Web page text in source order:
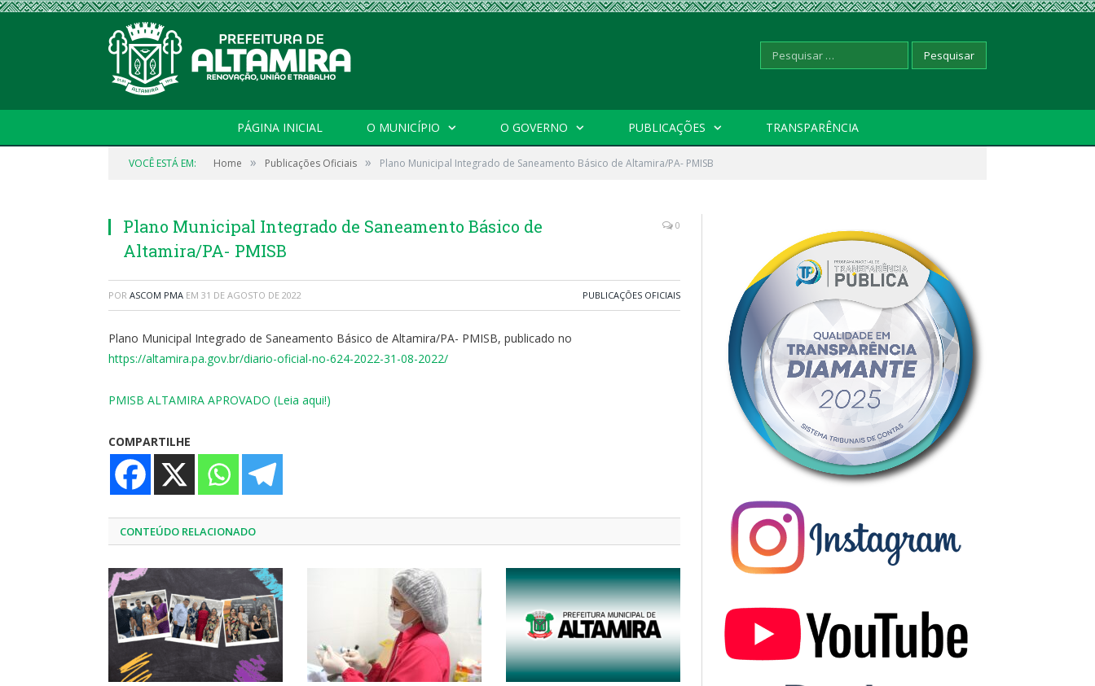
Pesquisar
PÁGINA INICIAL O MUNICÍPIO O GOVERNO PUBLICAÇÕES TRANSPARÊNCIA
VOCÊ ESTÁ EM: Home » Publicações Oficiais » Plano Municipal Integrado de Saneamento Básico de Altamira/PA- PMISB
Plano Municipal Integrado de Saneamento Básico de
Altamira/PA- PMISB
0
POR ASCOM PMA EM 31 DE AGOSTO DE 2022 PUBLICAÇÕES OFICIAIS
Plano Municipal Integrado de Saneamento Básico de Altamira/PA- PMISB, publicado no
https://altamira.pa.gov.br/diario-oficial-no-624-2022-31-08-2022/
PMISB ALTAMIRA APROVADO (Leia aqui!)
COMPARTILHE
CONTEÚDO RELACIONADO